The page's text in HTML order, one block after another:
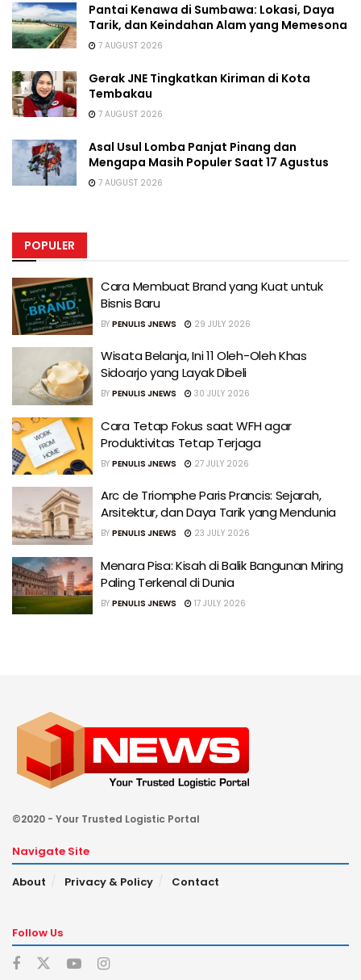
Pantai Kenawa di Sumbawa: Lokasi, Daya
Tarik, dan Keindahan Alam yang Memesona
7 AUGUST 2026
Gerak JNE Tingkatkan Kiriman di Kota
Tembakau
7 AUGUST 2026
Asal Usul Lomba Panjat Pinang dan
Mengapa Masih Populer Saat 17 Agustus
7 AUGUST 2026
POPULER
Cara Membuat Brand yang Kuat untuk
Bisnis Baru
BY PENULIS JNEWS 29 JULY 2026
Wisata Belanja, Ini 11 Oleh-Oleh Khas
Sidoarjo yang Layak Dibeli
BY PENULIS JNEWS 30 JULY 2026
Cara Tetap Fokus saat WFH agar
Produktivitas Tetap Terjaga
BY PENULIS JNEWS 27 JULY 2026
Arc de Triomphe Paris Prancis: Sejarah,
Arsitektur, dan Daya Tarik yang Mendunia
BY PENULIS JNEWS 23 JULY 2026
Menara Pisa: Kisah di Balik Bangunan Miring
Paling Terkenal di Dunia
BY PENULIS JNEWS 17 JULY 2026
©2020 - Your Trusted Logistic Portal
Navigate Site
About
Privacy & Policy Contact
Follow Us